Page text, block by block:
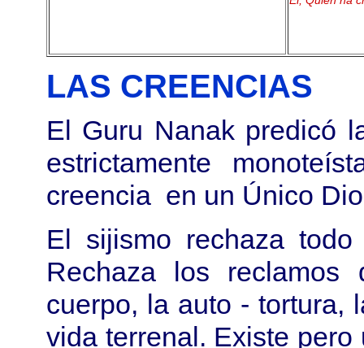
LAS CREENCIAS
El Guru Nanak predicó
estrictamente
creencia en un Único
El sijismo rechaza
Rechaza los
cuerpo, la auto - tortura,
vida terrenal. Existe